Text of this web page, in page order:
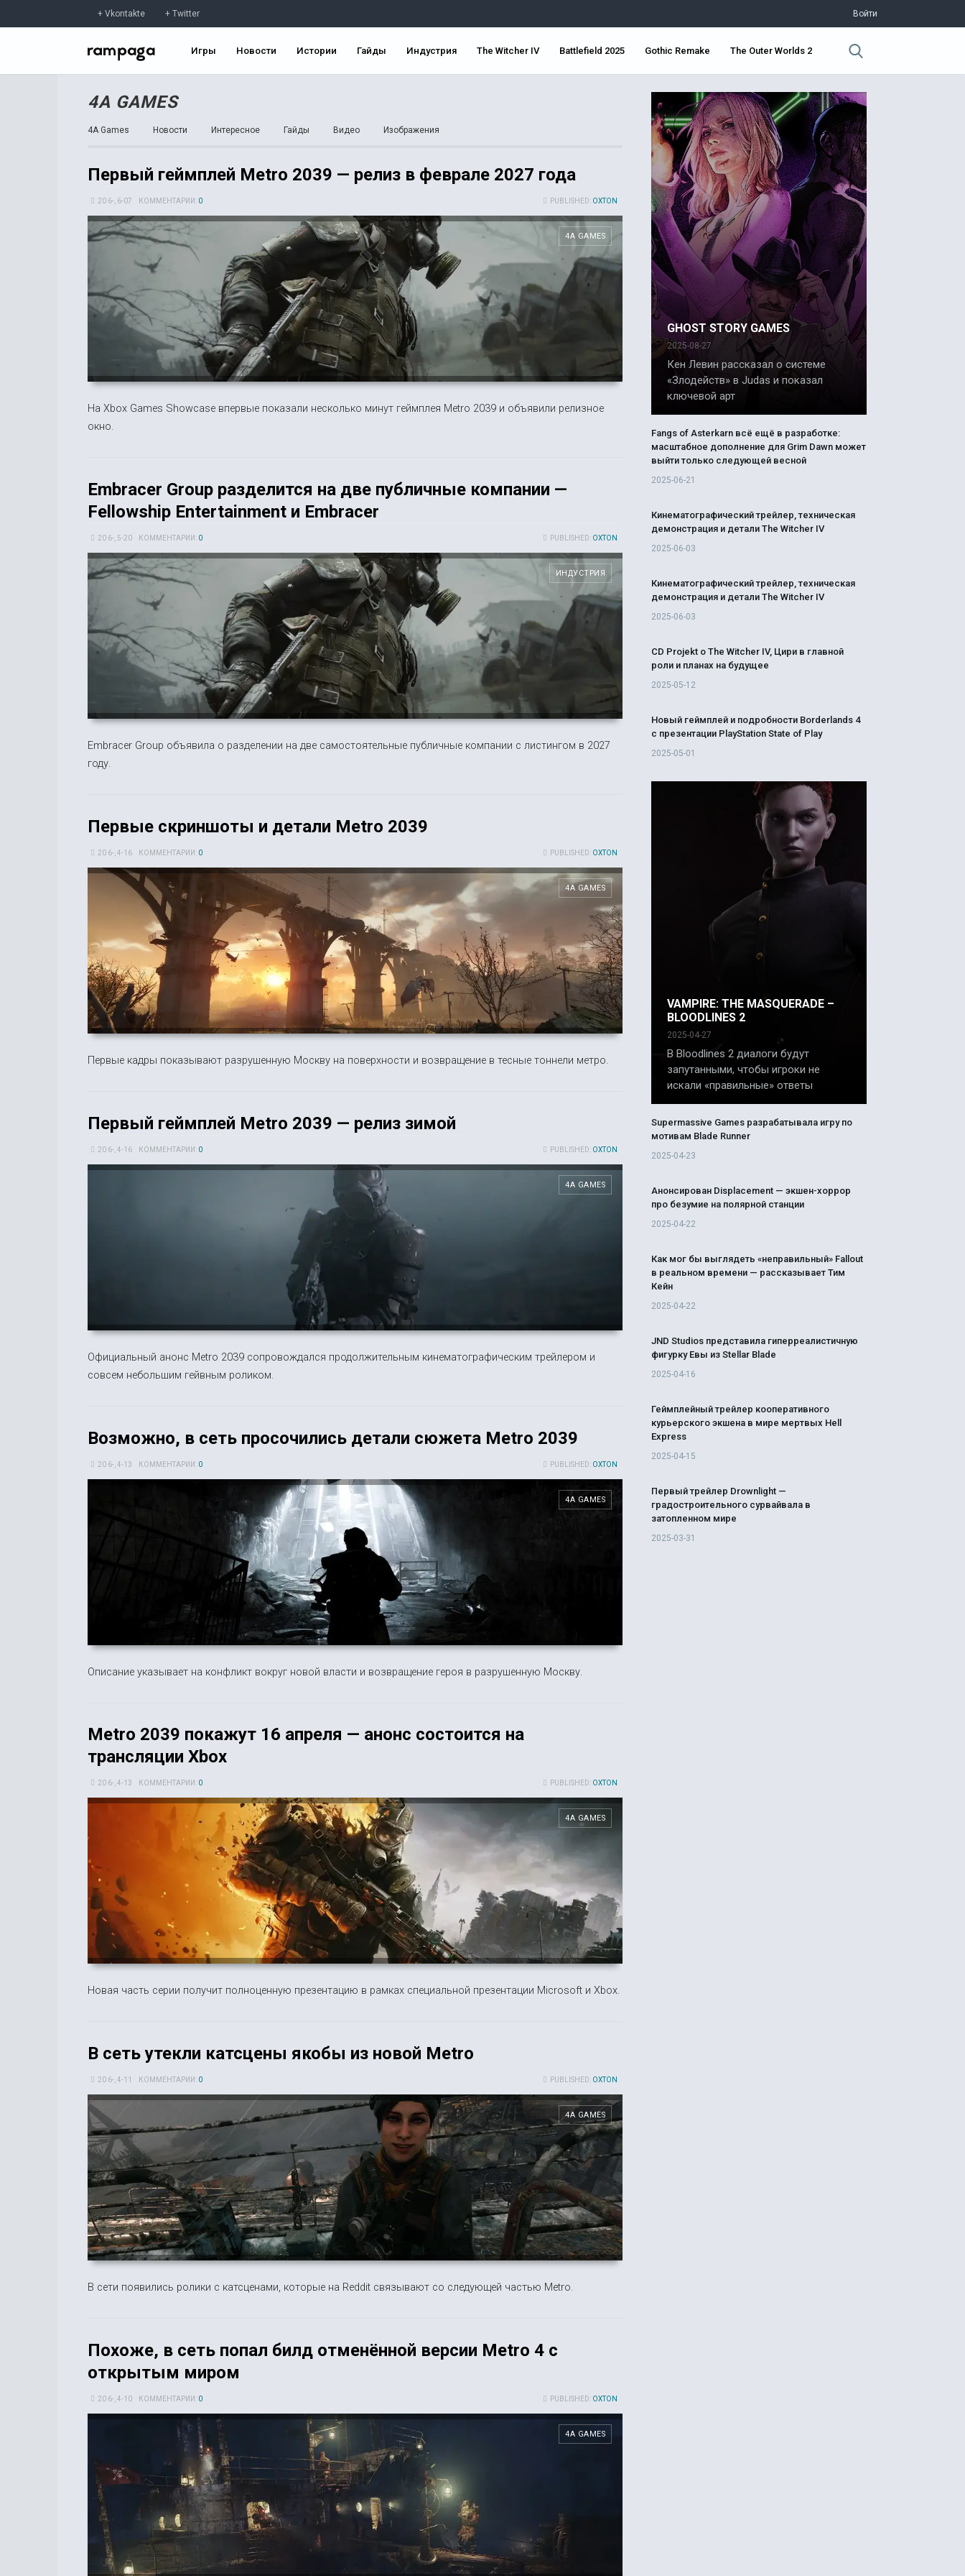
Vkontakte Twitter Войти
Игры Новости Истории Гайды Индустрия The Witcher IV Battlefield 2025 Gothic Remake The Outer Worlds 2
4A GAMES
4A Games Новости Интересное Гайды Видео Изображения
Первый геймплей Metro 2039 — релиз в феврале 2027 года
PUBLISHED: OXTON
20 6-, 6-07 КОММЕНТАРИИ: 0
4A GAMES
На Xbox Games Showcase впервые показали несколько минут геймплея Metro 2039 и объявили релизное
окно.
Embracer Group разделится на две публичные компании —
Fellowship Entertainment и Embracer
PUBLISHED: OXTON
20 6-, 5-20 КОММЕНТАРИИ: 0
ИНДУСТРИЯ
Embracer Group объявила о разделении на две самостоятельные публичные компании с листингом в 2027
году.
Первые скриншоты и детали Metro 2039
PUBLISHED: OXTON
20 6-, 4-16 КОММЕНТАРИИ: 0
4A GAMES
Первые кадры показывают разрушенную Москву на поверхности и возвращение в тесные тоннели метро.
Первый геймплей Metro 2039 — релиз зимой
PUBLISHED: OXTON
20 6-, 4-16 КОММЕНТАРИИ: 0
4A GAMES
Официальный анонс Metro 2039 сопровождался продолжительным кинематографическим трейлером и
совсем небольшим гейвным роликом.
Возможно, в сеть просочились детали сюжета Metro 2039
PUBLISHED: OXTON
20 6-, 4-13 КОММЕНТАРИИ: 0
4A GAMES
Описание указывает на конфликт вокруг новой власти и возвращение героя в разрушенную Москву.
Metro 2039 покажут 16 апреля — анонс состоится на
трансляции Xbox
PUBLISHED: OXTON
20 6-, 4-13 КОММЕНТАРИИ: 0
4A GAMES
Новая часть серии получит полноценную презентацию в рамках специальной презентации Microsoft и Xbox.
В сеть утекли катсцены якобы из новой Metro
PUBLISHED: OXTON
20 6-, 4-11 КОММЕНТАРИИ: 0
4A GAMES
В сети появились ролики с катсценами, которые на Reddit связывают со следующей частью Metro.
Похоже, в сеть попал билд отменённой версии Metro 4 с
открытым миром
PUBLISHED: OXTON
20 6-, 4-10 КОММЕНТАРИИ: 0
4A GAMES
GHOST STORY GAMES
2025-08-27
Кен Левин рассказал о системе
«Злодейств» в Judas и показал
ключевой арт
Fangs of Asterkarn всё ещё в разработке:
масштабное дополнение для Grim Dawn может
выйти только следующей весной
2025-06-21
Кинематографический трейлер, техническая
демонстрация и детали The Witcher IV
2025-06-03
Кинематографический трейлер, техническая
демонстрация и детали The Witcher IV
2025-06-03
CD Projekt о The Witcher IV, Цири в главной
роли и планах на будущее
2025-05-12
Новый геймплей и подробности Borderlands 4
с презентации PlayStation State of Play
2025-05-01
VAMPIRE: THE MASQUERADE –
BLOODLINES 2
2025-04-27
В Bloodlines 2 диалоги будут
запутанными, чтобы игроки не
искали «правильные» ответы
Supermassive Games разрабатывала игру по
мотивам Blade Runner
2025-04-23
Анонсирован Displacement — экшен-хоррор
про безумие на полярной станции
2025-04-22
Как мог бы выглядеть «неправильный» Fallout
в реальном времени — рассказывает Тим
Кейн
2025-04-22
JND Studios представила гиперреалистичную
фигурку Евы из Stellar Blade
2025-04-16
Геймплейный трейлер кооперативного
курьерского экшена в мире мертвых Hell
Express
2025-04-15
Первый трейлер Drownlight —
градостроительного сурвайвала в
затопленном мире
2025-03-31